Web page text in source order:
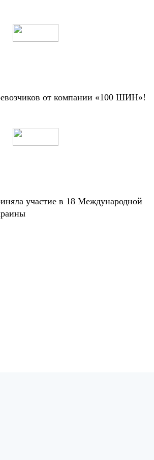
от компании «100 ШИН»!
участие в 18 Международной